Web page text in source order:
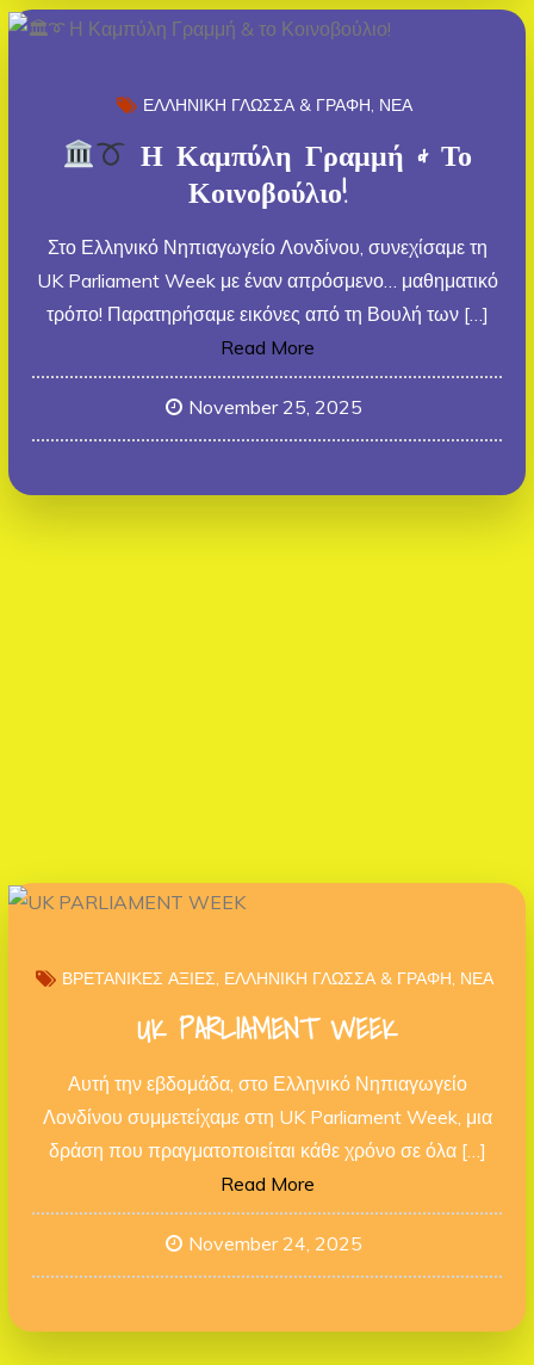
ΕΛΛΗΝΙΚΗ ΓΛΩΣΣΑ & ΓΡΑΦΗ ΝΕΑ
Η Καμπύλη Γραμμή & Το
Κοινοβούλιο!
Στο Ελληνικό Νηπιαγωγείο Λονδίνου, συνεχίσαμε τη
UK Parliament Week με έναν απρόσμενο… μαθηματικό
τρόπο! Παρατηρήσαμε εικόνες από τη Βουλή των […]
Read More
November 25, 2025
ΒΡΕΤΑΝΙΚΕΣ ΑΞΙΕΣ ΕΛΛΗΝΙΚΗ ΓΛΩΣΣΑ & ΓΡΑΦΗ ΝΕΑ
UK PARLIAMENT WEEK
Αυτή την εβδομάδα, στο Ελληνικό Νηπιαγωγείο
Λονδίνου συμμετείχαμε στη UK Parliament Week, μια
δράση που πραγματοποιείται κάθε χρόνο σε όλα […]
Read More
November 24, 2025